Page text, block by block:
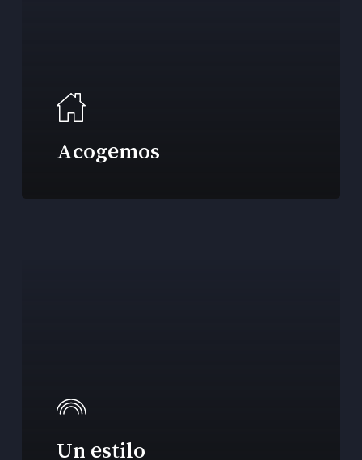
Acogemos
Un estilo